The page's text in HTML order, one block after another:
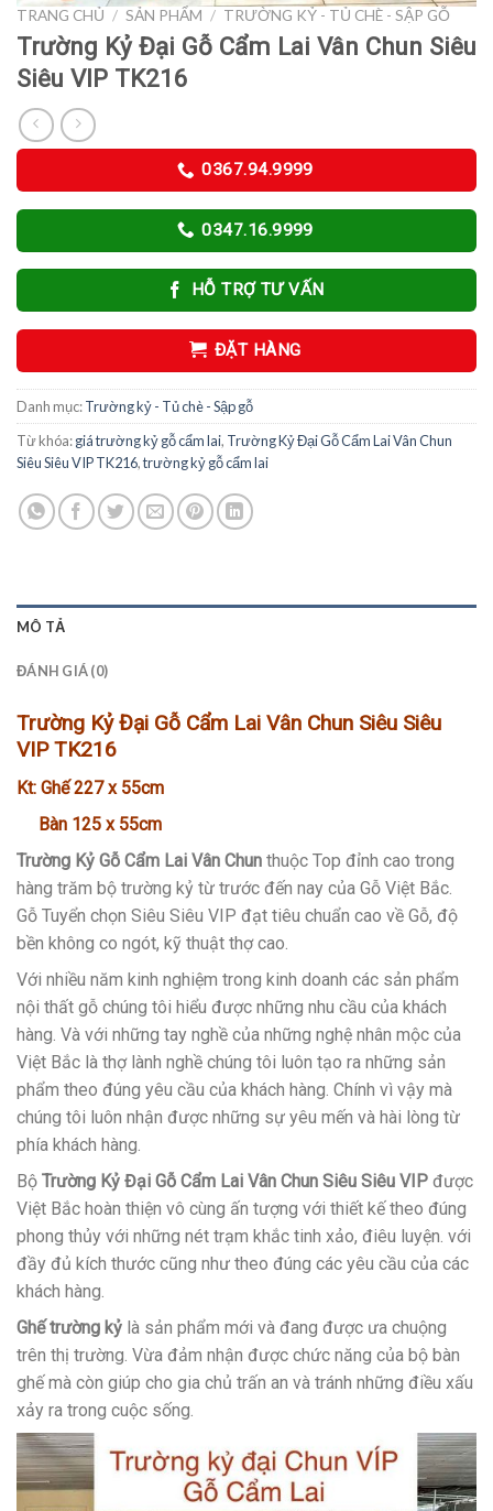
TRANG CHỦ / SẢN PHẨM / TRƯỜNG KỶ - TỦ CHÈ - SẬP GỖ
Trường Kỷ Đại Gỗ Cẩm Lai Vân Chun Siêu
Siêu VIP TK216
0367.94.9999
0347.16.9999
HỖ TRỢ TƯ VẤN
ĐẶT HÀNG
Danh mục:Trường kỷ - Tủ chè - Sập gỗ
Từ khóa:giá trường kỷ gỗ cẩm lai, Trường Kỷ Đại Gỗ Cẩm Lai Vân Chun
Siêu Siêu VIP TK216,trường kỷ gỗ cẩm lai
MÔ TẢ
ĐÁNH GIÁ (0)
Trường Kỷ Đại Gỗ Cẩm Lai Vân Chun Siêu Siêu
VIP TK216
Kt: Ghế 227 x 55cm
Bàn 125 x 55cm
Trường Kỷ Gỗ Cẩm Lai Vân Chun thuộc Top đỉnh cao trong
hàng trăm bộ trường kỷ từ trước đến nay của Gỗ Việt Bắc.
Gỗ Tuyển chọn Siêu Siêu VIP đạt tiêu chuẩn cao về Gỗ, độ
bền không co ngót, kỹ thuật thợ cao.
Với nhiều năm kinh nghiệm trong kinh doanh các sản phẩm
nội thất gỗ chúng tôi hiểu được những nhu cầu của khách
hàng. Và với những tay nghề của những nghệ nhân mộc của
Việt Bắc là thợ lành nghề chúng tôi luôn tạo ra những sản
phẩm theo đúng yêu cầu của khách hàng. Chính vì vậy mà
chúng tôi luôn nhận được những sự yêu mến và hài lòng từ
phía khách hàng.
Bộ Trường Kỷ Đại Gỗ Cẩm Lai Vân Chun Siêu Siêu VIP được
Việt Bắc hoàn thiện vô cùng ấn tượng với thiết kế theo đúng
phong thủy với những nét trạm khắc tinh xảo, điêu luyện. với
đầy đủ kích thước cũng như theo đúng các yêu cầu của các
khách hàng.
Ghế trường kỷ là sản phẩm mới và đang được ưa chuộng
trên thị trường. Vừa đảm nhận được chức năng của bộ bàn
ghế mà còn giúp cho gia chủ trấn an và tránh những điều xấu
xảy ra trong cuộc sống.